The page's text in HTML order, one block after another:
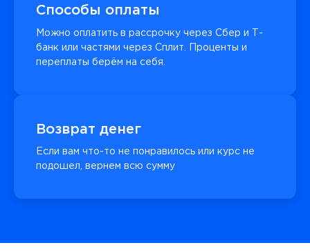
Способы оплаты
Можно оплатить в рассрочку через Сбер и Т-
банк или частями через Сплит. Проценты и
переплаты берём на себя.
Возврат денег
Если вам что-то не понравилось или курс не
подошел, вернем всю сумму